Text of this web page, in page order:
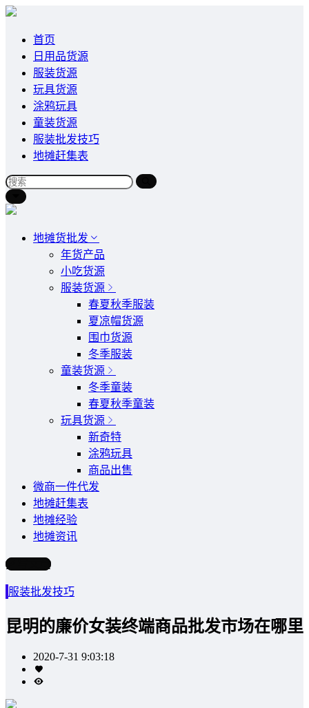
首页
日用品货源
服装货源
玩具货源
涂鸦玩具
童装货源
服装批发技巧
地摊赶集表
地摊货批发
年货产品
小吃货源
服装货源
春夏秋季服装
夏凉帽货源
围巾货源
冬季服装
童装货源
冬季童装
春夏秋季童装
玩具货源
新奇特
涂鸦玩具
商品出售
微商一件代发
地摊赶集表
地摊经验
地摊资讯
写文章
服装批发技巧
昆明的廉价女装终端商品批发市场在哪里
2020-7-31 9:03:18